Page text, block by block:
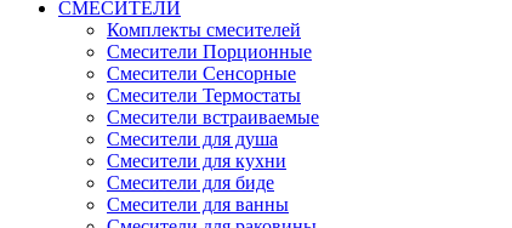
СМЕСИТЕЛИ
Комплекты смесителей
Смесители Порционные
Смесители Сенсорные
Смесители Термостаты
Смесители встраиваемые
Смесители для душа
Смесители для кухни
Смесители для биде
Смесители для ванны